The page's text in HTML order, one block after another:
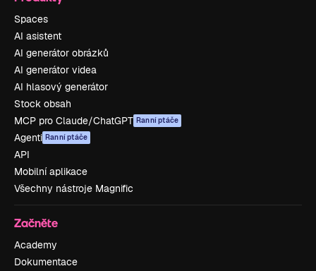
Spaces
AI asistent
AI generátor obrázků
AI generátor videa
AI hlasový generátor
Stock obsah
MCP pro Claude/ChatGPT Ranní ptáče
Agenti Ranní ptáče
API
Mobilní aplikace
Všechny nástroje Magnific
Začněte
Academy
Dokumentace